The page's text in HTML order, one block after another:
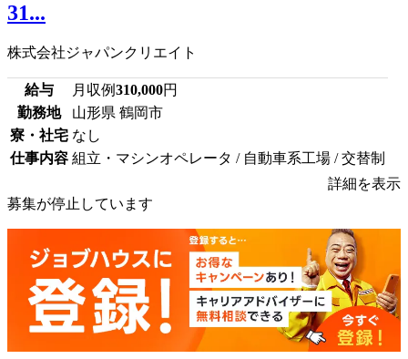
31...
株式会社ジャパンクリエイト
給与 月収例310,000円
勤務地
山形県 鶴岡市
寮・社宅 なし
仕事内容 組立・マシンオペレータ / 自動車系工場 / 交替制
詳細を表示
募集が停止しています